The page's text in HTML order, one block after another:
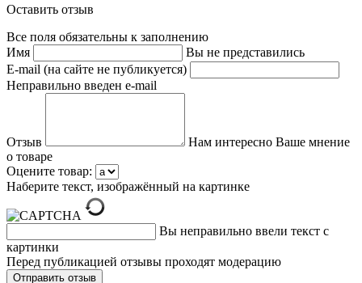
Оставить отзыв
Все поля обязательны к заполнению
Имя
Вы не представились
E-mail (на сайте не публикуется)
Неправильно введен e-mail
Отзыв
Нам интересно Ваше мнение
о товаре
Оцените товар:
Наберите текст, изображённый на картинке
Вы неправильно ввели текст с
картинки
Перед публикацией отзывы проходят модерацию